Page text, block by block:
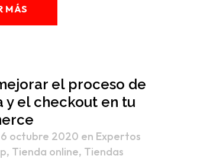
MÁS
el proceso de
y el checkout en tu
octubre 2020 en Expertos
, Tienda online, Tiendas